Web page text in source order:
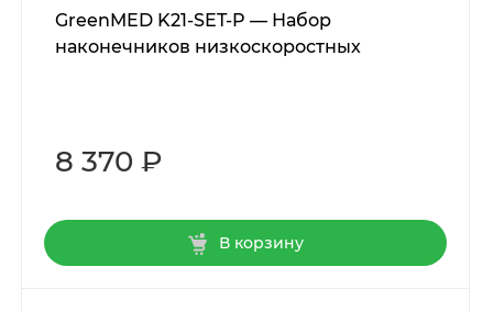
GreenMED K21-SET-P — Набор
наконечников низкоскоростных
8 370 ₽
В корзину